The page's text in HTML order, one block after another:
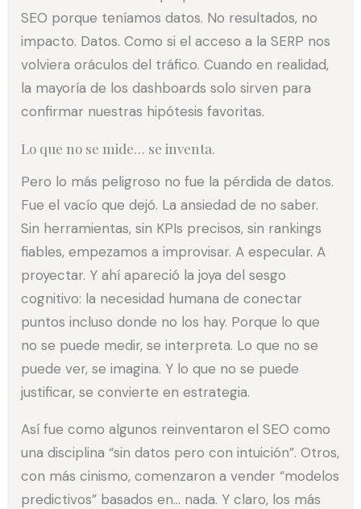
SEO porque teníamos datos. No resultados, no
impacto. Datos. Como si el acceso a la SERP nos
volviera oráculos del tráfico. Cuando en realidad,
la mayoría de los dashboards solo sirven para
confirmar nuestras hipótesis favoritas.
Lo que no se mide… se inventa.
Pero lo más peligroso no fue la pérdida de datos.
Fue el vacío que dejó. La ansiedad de no saber.
Sin herramientas, sin KPIs precisos, sin rankings
fiables, empezamos a improvisar. A especular. A
proyectar. Y ahí apareció la joya del sesgo
cognitivo: la necesidad humana de conectar
puntos incluso donde no los hay. Porque lo que
no se puede medir, se interpreta. Lo que no se
puede ver, se imagina. Y lo que no se puede
justificar, se convierte en estrategia.
Así fue como algunos reinventaron el SEO como
una disciplina “sin datos pero con intuición”. Otros,
con más cinismo, comenzaron a vender “modelos
predictivos” basados en… nada. Y claro, los más